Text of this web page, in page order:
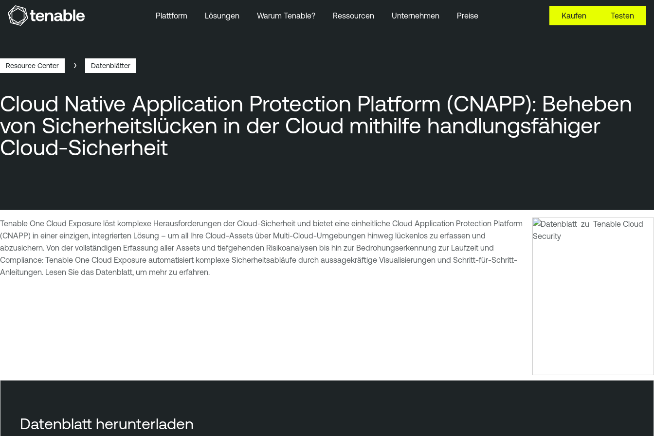
Zur Fußzeile wechseln
Plattform Lösungen Warum Tenable? Ressourcen Unternehmen Preise Kaufen Testen
Resource Center Datenblätter
Cloud Native Application Protection Platform (CNAPP): Beheben
von Sicherheitslücken in der Cloud mithilfe handlungsfähiger
Cloud-Sicherheit
Tenable One Cloud Exposure löst komplexe Herausforderungen der Cloud-Sicherheit und bietet eine einheitliche Cloud Application Protection Platform
(CNAPP) in einer einzigen, integrierten Lösung – um all Ihre Cloud-Assets über Multi-Cloud-Umgebungen hinweg lückenlos zu erfassen und
abzusichern. Von der vollständigen Erfassung aller Assets und tiefgehenden Risikoanalysen bis hin zur Bedrohungserkennung zur Laufzeit und
Compliance: Tenable One Cloud Exposure automatisiert komplexe Sicherheitsabläufe durch aussagekräftige Visualisierungen und Schritt-für-Schritt-
Anleitungen. Lesen Sie das Datenblatt, um mehr zu erfahren.
Datenblatt herunterladen